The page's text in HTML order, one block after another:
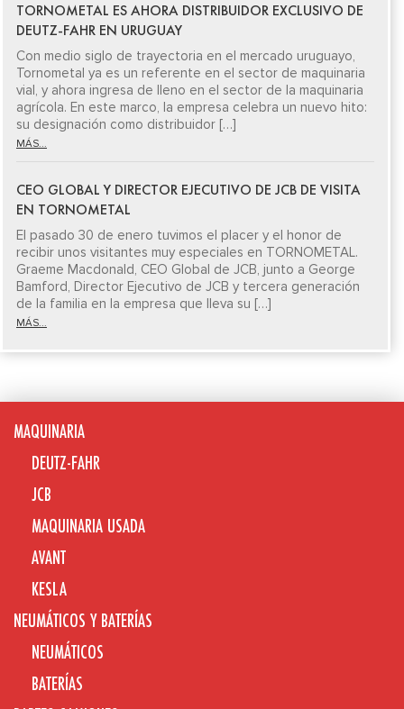
TORNOMETAL ES AHORA DISTRIBUIDOR EXCLUSIVO DE
DEUTZ-FAHR EN URUGUAY
Con medio siglo de trayectoria en el mercado uruguayo,
Tornometal ya es un referente en el sector de maquinaria
vial, y ahora ingresa de lleno en el sector de la maquinaria
agrícola. En este marco, la empresa celebra un nuevo hito:
su designación como distribuidor […]
MÁS...
CEO GLOBAL Y DIRECTOR EJECUTIVO DE JCB DE VISITA
EN TORNOMETAL
El pasado 30 de enero tuvimos el placer y el honor de
recibir unos visitantes muy especiales en TORNOMETAL.
Graeme Macdonald, CEO Global de JCB, junto a George
Bamford, Director Ejecutivo de JCB y tercera generación
de la familia en la empresa que lleva su […]
MÁS...
MAQUINARIA
DEUTZ-FAHR
JCB
MAQUINARIA USADA
AVANT
KESLA
NEUMÁTICOS Y BATERÍAS
NEUMÁTICOS
BATERÍAS